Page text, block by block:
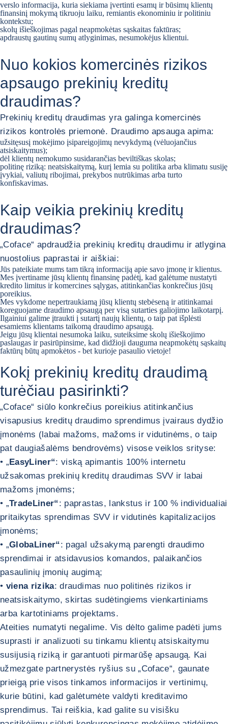
verslo informacija, kuria siekiama įvertinti esamų ir būsimų klientų
finansinį mokymą tikruoju laiku, remiantis ekonominiu ir politiniu
kontekstu;
skolų išieškojimas pagal neapmokėtas sąskaitas faktūras;
apdraustų gautinų sumų atlyginimas, nesumokėjus klientui.
Nuo kokios komercinės rizikos
apsaugo prekinių kreditų
draudimas?
Prekinių kreditų draudimas yra galinga komercinės
rizikos kontrolės priemonė. Draudimo apsauga apima:
užsitęsusį mokėjimo įsipareigojimų nevykdymą (vėluojančius
atsiskaitymus);
dėl klientų nemokumo susidarančias beviltiškas skolas;
politinę riziką: neatsiskaitymą, kurį lemia su politika arba klimatu susiję
įvykiai, valiutų ribojimai, prekybos nutrūkimas arba turto
konfiskavimas.
Kaip veikia prekinių kreditų
draudimas?
„Coface“ apdraudžia prekinių kreditų draudimu ir atlygina
nuostolius paprastai ir aiškiai:
Jūs pateikiate mums tam tikrą informaciją apie savo įmonę ir klientus.
Mes įvertiname jūsų klientų finansinę padėtį, kad galėtume nustatyti
kredito limitus ir komercines sąlygas, atitinkančias konkrečius jūsų
poreikius.
Mes vykdome nepertraukiamą jūsų klientų stebėseną ir atitinkamai
koreguojame draudimo apsaugą per visą sutarties galiojimo laikotarpį.
Ilgainiui galime įtraukti į sutartį naujų klientų, o taip pat išplėsti
esamiems klientams taikomą draudimo apsaugą.
Jeigu jūsų klientai nesumoka laiku, suteiksime skolų išieškojimo
paslaugas ir pasirūpinsime, kad didžioji dauguma neapmokėtų sąskaitų
faktūrų būtų apmokėtos - bet kurioje pasaulio vietoje!
Kokį prekinių kreditų draudimą
turėčiau pasirinkti?
„Coface“ siūlo konkrečius poreikius atitinkančius
visapusius kreditų draudimo sprendimus įvairaus dydžio
įmonėms (labai mažoms, mažoms ir vidutinėms, o taip
pat daugiašalėms bendrovėms) visose veiklos srityse:
• „EasyLiner“: viską apimantis 100% internetu
užsakomas prekinių kreditų draudimas SVV ir labai
mažoms įmonėms;
• „TradeLiner“: paprastas, lankstus ir 100 % individualiai
pritaikytas sprendimas SVV ir vidutinės kapitalizacijos
įmonėms;
• „GlobaLiner“: pagal užsakymą parengti draudimo
sprendimai ir atsidavusios komandos, palaikančios
pasaulinių įmonių augimą;
• viena rizika: draudimas nuo politinės rizikos ir
neatsiskaitymo, skirtas sudėtingiems vienkartiniams
arba kartotiniams projektams.
Ateities numatyti negalime. Vis dėlto galime padėti jums
suprasti ir analizuoti su tinkamu klientų atsiskaitymu
susijusią riziką ir garantuoti pirmarūšę apsaugą. Kai
užmezgate partnerystės ryšius su „Coface“, gaunate
prieigą prie visos tinkamos informacijos ir vertinimų,
kurie būtini, kad galėtumėte valdyti kreditavimo
sprendimus. Tai reiškia, kad galite su visišku